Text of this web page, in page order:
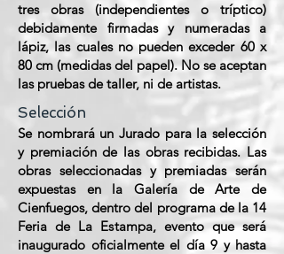
tres obras (independientes o tríptico)
debidamente firmadas y numeradas a
lápiz, las cuales no pueden exceder 60 x
80 cm (medidas del papel). No se aceptan
las pruebas de taller, ni de artistas.
Selección
Se nombrará un Jurado para la selección
y premiación de las obras recibidas. Las
obras seleccionadas y premiadas serán
expuestas en la Galería de Arte de
Cienfuegos, dentro del programa de la 14
Feria de La Estampa, evento que será
inaugurado oficialmente el día 9 y hasta